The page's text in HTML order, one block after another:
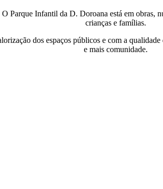
Parque Infantil da D. Doroana está em obras,
crianças e famílias.
dos espaços públicos e com a
e mais comunidade.